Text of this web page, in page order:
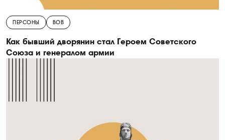
ПЕРСОНЫ ВОВ
Как бывший дворянин стал Героем Советского
Союза и генералом армии